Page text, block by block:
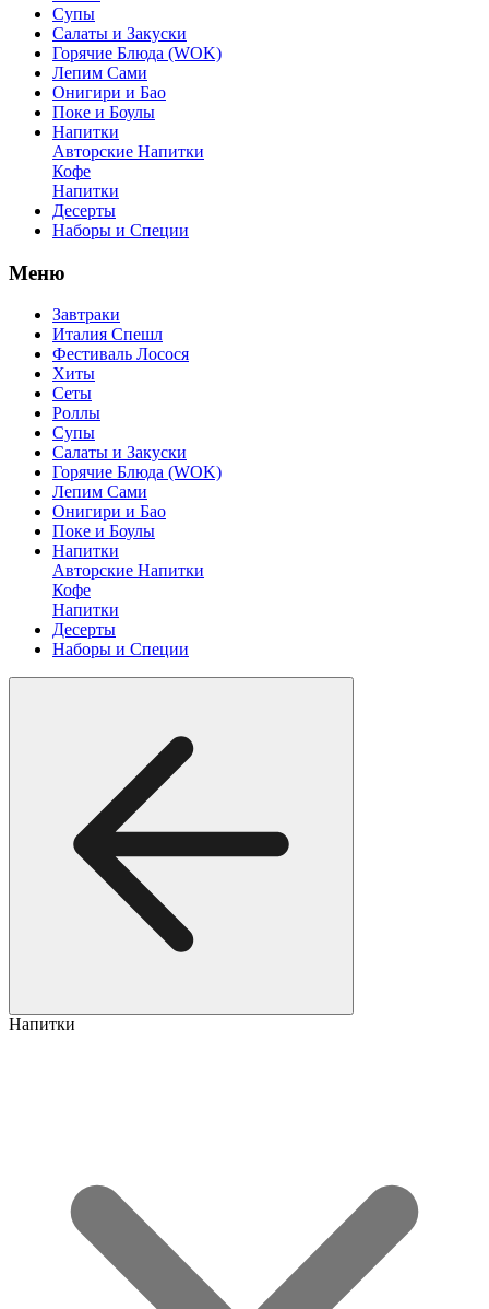
Супы
Салаты и Закуски
Горячие Блюда (WOK)
Лепим Сами
Онигири и Бао
Поке и Боулы
Напитки
Авторские Напитки
Кофе
Напитки
Десерты
Наборы и Специи
Меню
Завтраки
Италия Спешл
Фестиваль Лосося
Хиты
Сеты
Роллы
Супы
Салаты и Закуски
Горячие Блюда (WOK)
Лепим Сами
Онигири и Бао
Поке и Боулы
Напитки
Авторские Напитки
Кофе
Напитки
Десерты
Наборы и Специи
Напитки